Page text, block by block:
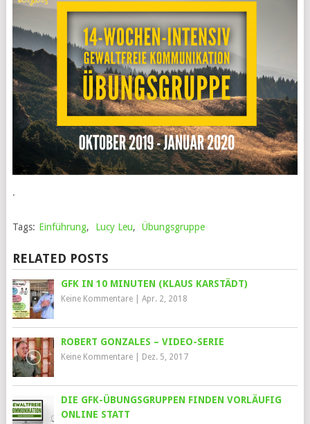
.
Tags: Einführung, Lucy Leu, Übungsgruppe
RELATED POSTS
GFK IN 10 MINUTEN (KLAUS KARSTÄDT)
Keine Kommentare| Apr. 2, 2018
ROBERT GONZALES – VIDEO-SERIE
Keine Kommentare| Dez. 5, 2017
DIE GFK-ÜBUNGSGRUPPEN FINDEN VORLÄUFIG
ONLINE STATT